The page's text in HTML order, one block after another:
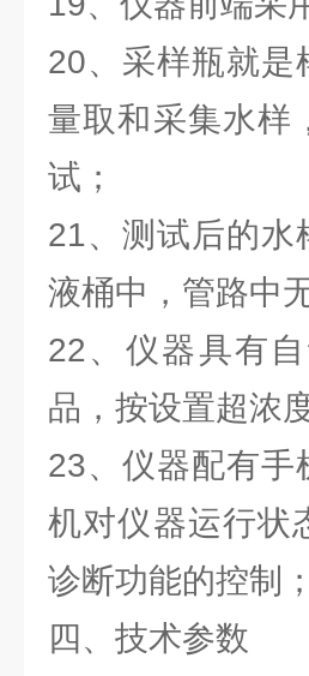
20、采样瓶就是
量取和采集水样
试；
21、测试后的水
液桶中，管路中
22、仪器具有
品，按设置超浓
23、仪器配有手
机对仪器运行状
诊断功能的控制；
四、技术参数